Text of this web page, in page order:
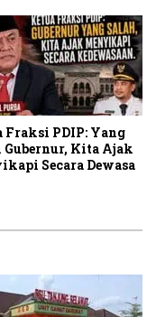
Fraksi PDIP: Yang
Gubernur, Kita Ajak
Secara Dewasa